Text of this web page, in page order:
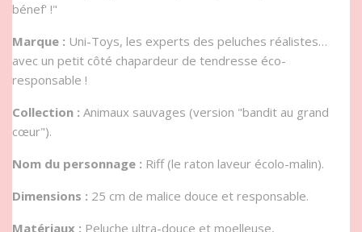
bénef' !"
Marque : Uni-Toys, les experts des peluches réalistes…
avec un petit côté chapardeur de tendresse éco-
responsable !
Collection : Animaux sauvages (version "bandit au grand
cœur").
Nom du personnage : Riff (le raton laveur écolo-malin).
Dimensions : 25 cm de malice douce et responsable.
Matériaux : Peluche ultra-douce et moelleuse,